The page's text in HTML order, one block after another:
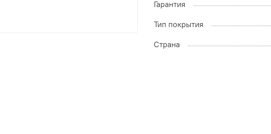
Гарантия
Тип покрытия
Страна